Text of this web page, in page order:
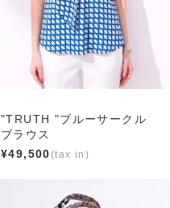
"TRUTH "ブルーサークル
ブラウス
¥49,500